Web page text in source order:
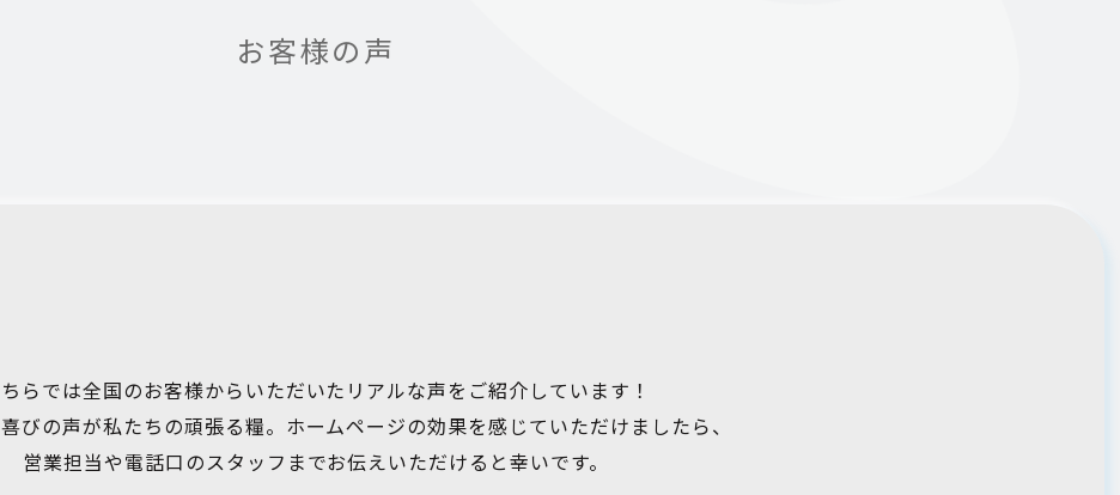
お客様の声
らでは全国のお客様からいただいたリアルな声をご紹介しています！
びの声が私たちの頑張る糧。ホームページの効果を感じていただけましたら、
営業担当や電話口のスタッフまでお伝えいただけると幸いです。